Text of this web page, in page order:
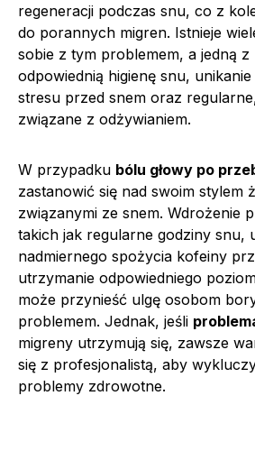
regeneracji podczas snu, co z
do porannych migren. Istnieje
sobie z tym problemem, a jedną z
odpowiednią higienę snu,
stresu przed snem oraz
związane z odżywianiem.
W przypadku bólu głowy po
zastanowić się nad swoim stylem
związanymi ze snem. Wdrożenie
takich jak regularne godziny snu,
nadmiernego spożycia kofeiny
utrzymanie odpowiedniego
może przynieść ulgę osobom
problemem. Jednak, jeśli
migreny utrzymują się, zawsze
się z profesjonalistą, aby
problemy zdrowotne.